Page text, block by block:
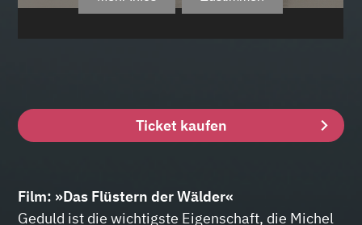
Ticket kaufen
Film: »Das Flüstern der Wälder«
Geduld ist die wichtigste Eigenschaft, die Michel